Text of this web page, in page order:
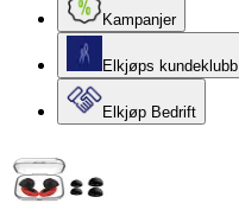
Kampanjer
Elkjøps kundeklubb
Elkjøp Bedrift